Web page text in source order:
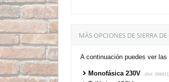
MÁS OPCIONES DE SIERRA
A continuación puedes ver
Monofásica 230V (Ref. 3300211)